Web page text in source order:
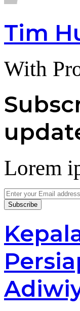
Tim
With
Lorem
Enter
your
Email